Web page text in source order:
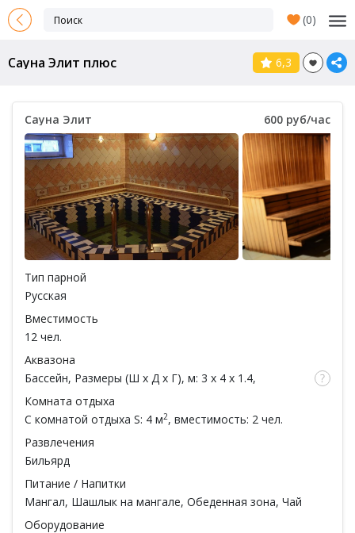
(0)
Сауна Элит плюс 6,3
Сауна Элит 600 руб/час
Тип парной
Русская
Вместимость
12 чел.
Аквазона
Бассейн, Размеры (Ш x Д x Г), м: 3 x 4 x 1.4,
Комната отдыха
С комнатой отдыха S: 4 м2, вместимость: 2 чел.
Развлечения
Бильярд
Питание / Напитки
Мангал, Шашлык на мангале, Обеденная зона, Чай
Оборудование